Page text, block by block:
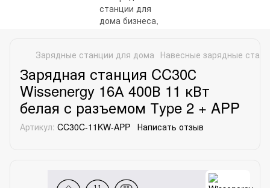
Зарядные станции для дома Навесные зарядные
Зарядная станция CC30С
Wissenergy 16А 400В 11 кВт
белая с разъемом Тype 2 + APP
Артикул: CC30C-11KW-APP Написать отзыв